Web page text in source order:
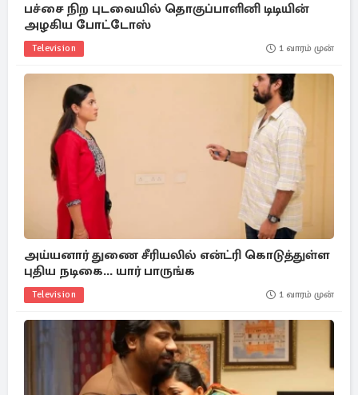
பச்சை நிற புடவையில் தொகுப்பாளினி டிடியின்
அழகிய போட்டோஸ்
Television 1 வாரம் முன்
அய்யனார் துணை சீரியலில் என்ட்ரி கொடுத்துள்ள
புதிய நடிகை... யார் பாருங்க
Television 1 வாரம் முன்